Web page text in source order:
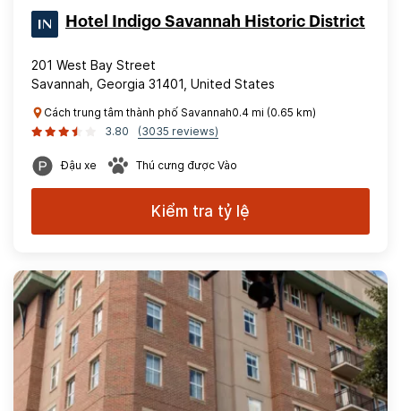
Hotel Indigo Savannah Historic District
201 West Bay Street
Savannah, Georgia 31401, United States
Cách trung tâm thành phố Savannah0.4 mi (0.65 km)
3.80
(3035 reviews)
Đậu xe Thú cưng được Vào
Kiểm tra tỷ lệ